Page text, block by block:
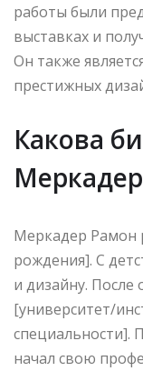
работы были
выставках и
Он также
престижных
Какова
Меркадер Рамон
рождения]. С
и дизайну.
[университет/
специальности].
начал свою